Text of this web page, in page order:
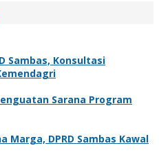
Sambas, Konsultasi
Sarana Program
Marga, DPRD Sambas Kawal